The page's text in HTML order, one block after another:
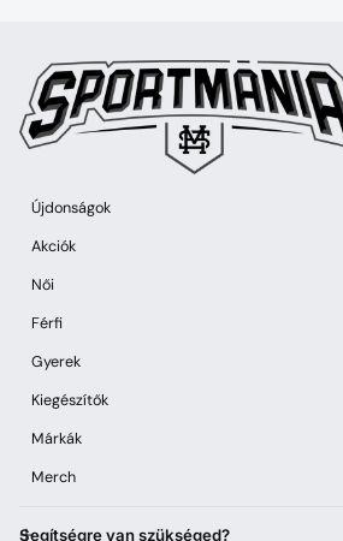
Újdonságok
Akciók
Női
Férfi
Gyerek
Kiegészítők
Márkák
Merch
Segítségre van szükséged?